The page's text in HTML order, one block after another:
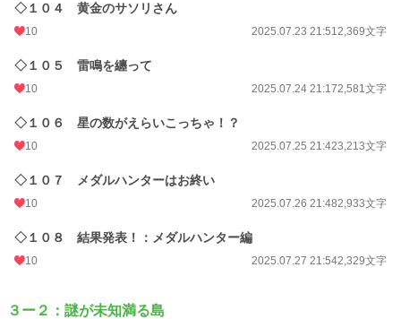
◇１０４ 黄金のサソリさん
10 2025.07.23 21:512,369文字
◇１０５ 雷鳴を纏って
10 2025.07.24 21:172,581文字
◇１０６ 星の数がえらいこっちゃ！？
10 2025.07.25 21:423,213文字
◇１０７ メダルハンターはお終い
10 2025.07.26 21:482,933文字
◇１０８ 結果発表！：メダルハンター編
10 2025.07.27 21:542,329文字
３ー２：謎が未知満る島